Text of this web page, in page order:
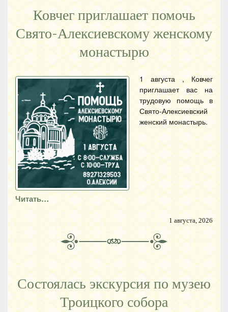
Ковчег приглашает помочь
Свято-Алексиевскому женскому
монастырю
1 августа , Ковчег
приглашает вас на
трудовую помощь в
Свято-Алексиевский
женский монастырь.
Читать…
1 августа, 2026
Состоялась экскурсия по музею
Троицкого собора